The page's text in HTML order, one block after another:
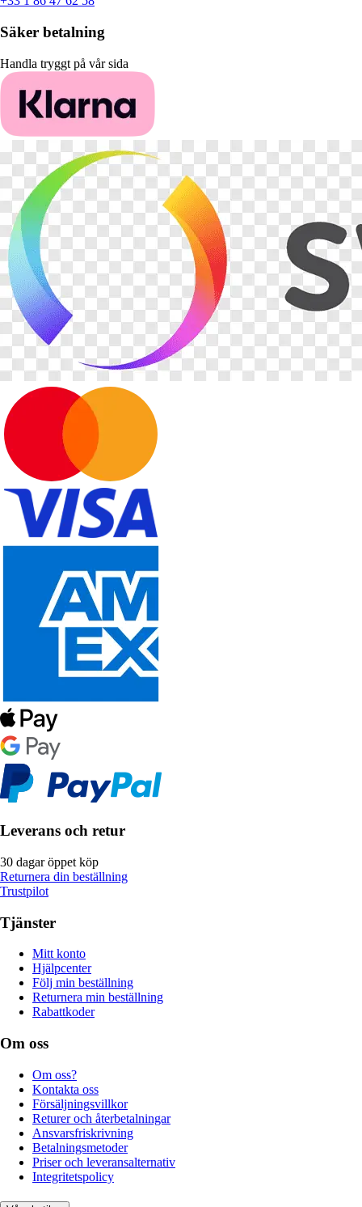
Säker betalning
Handla tryggt på vår sida
Leverans och retur
30 dagar öppet köp
Returnera din beställning
Trustpilot
Tjänster
Mitt konto
Hjälpcenter
Följ min beställning
Returnera min beställning
Rabattkoder
Om oss
Om oss?
Kontakta oss
Försäljningsvillkor
Returer och återbetalningar
Ansvarsfriskrivning
Betalningsmetoder
Priser och leveransalternativ
Integritetspolicy